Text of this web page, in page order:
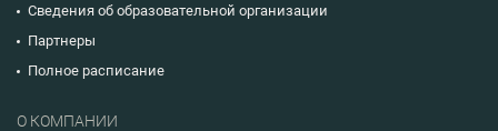
Сведения об образовательной организации
Партнеры
Полное расписание
О КОМПАНИИ